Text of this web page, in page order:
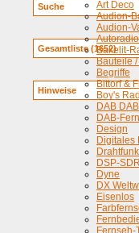
Art Deco
Audion-
Audion-
Bakelit-
Bauteile
Begriffe
Bittorf &
Boy's
DAB
DAB-
Design
Digitales
Drahtfunk
DSP-
Dyne
DX
Eisenlos
Fernseh-
Suche
Gesamtliste (1652)
Hinweise